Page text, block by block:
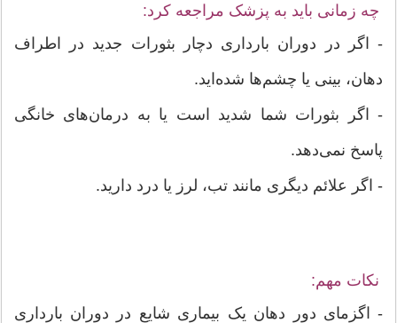
چه زمانی باید به پزشک مراجعه کرد:
- اگر در دوران بارداری دچار بثورات جدید در اطراف
دهان، بینی یا چشم‌ها شده‌اید.
- اگر بثورات شما شدید است یا به درمان‌های خانگی
پاسخ نمی‌دهد.
- اگر علائم دیگری مانند تب، لرز یا درد دارید.
نکات مهم:
- اگزمای دور دهان یک بیماری شایع در دوران بارداری